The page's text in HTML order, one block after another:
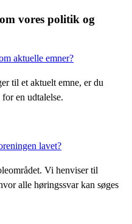
vores politik og
aktuelle emner?
til et aktuelt emne, er du
en udtalelse.
lavet?
Vi henviser til
alle høringssvar kan søges